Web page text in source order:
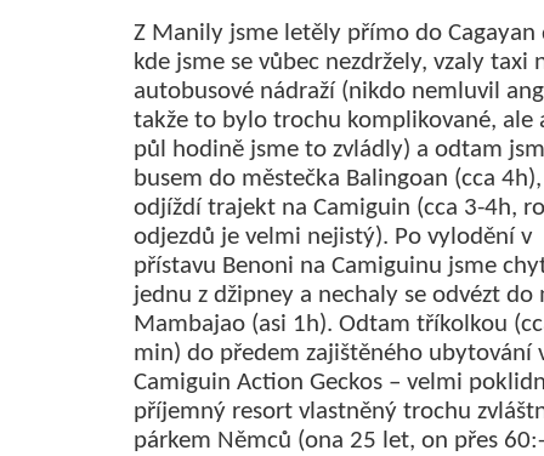
Z Manily jsme letěly přímo do Cagayan
kde jsme se vůbec nezdržely, vzaly taxi
autobusové nádraží (nikdo nemluvil
takže to bylo trochu komplikované, ale
půl hodině jsme to zvládly) a odtam
busem do městečka Balingoan (cca
odjíždí trajekt na Camiguin (cca 3-4h,
odjezdů je velmi nejistý). Po vylodění v
přístavu Benoni na Camiguinu jsme
jednu z džipney a nechaly se odvézt do
Mambajao (asi 1h). Odtam tříkolkou
min) do předem zajištěného ubytování
Camiguin Action Geckos – velmi
příjemný resort vlastněný trochu
párkem Němců (ona 25 let, on přes